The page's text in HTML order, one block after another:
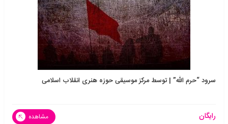
سرود “حرم الله” | توسط مرکز موسیقی حوزه هنری انقلاب اسلامی
رایگان مشاهده